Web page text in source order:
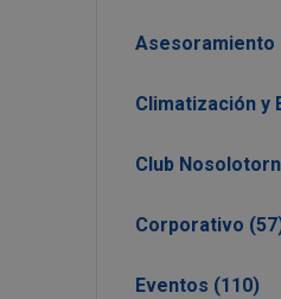
Asesoramiento
Climatización y
Club
Corporativo
Eventos (110)